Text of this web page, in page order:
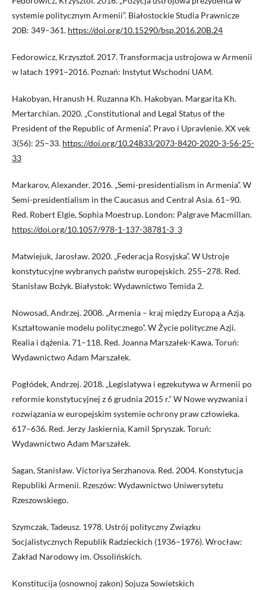
systemie politycznym Armenii”. Białostockie Studia Prawnicze
20B: 349–361. https://doi.org/10.15290/bsp.2016.20B.24
Fedorowicz, Krzysztof. 2017. Transformacja ustrojowa w Armenii
w latach 1991–2016. Poznań: Instytut Wschodni UAM.
Hakobyan, Hranush H. Ruzanna Kh. Hakobyan. Margarita Kh.
Mertarchian. 2020. „Constitutional and Legal Status of the
President of the Republic of Armenia”. Pravo i Upravlenie. XX vek
3(56): 25–33. https://doi.org/10.24833/2073-8420-2020-3-56-25-
33
Markarov, Alexander. 2016. „Semi-presidentialism in Armenia”. W
Semi-presidentialism in the Caucasus and Central Asia. 61–90.
Red. Robert Elgie, Sophia Moestrup. London: Palgrave Macmillan.
https://doi.org/10.1057/978-1-137-38781-3_3
Matwiejuk, Jarosław. 2020. „Federacja Rosyjska”. W Ustroje
konstytucyjne wybranych państw europejskich. 255–278. Red.
Stanisław Bożyk. Białystok: Wydawnictwo Temida 2.
Nowosad, Andrzej. 2008. „Armenia – kraj między Europą a Azją.
Kształtowanie modelu politycznego”. W Życie polityczne Azji.
Realia i dążenia. 71–118. Red. Joanna Marszałek-Kawa. Toruń:
Wydawnictwo Adam Marszałek.
Pogłódek, Andrzej. 2018. „Legislatywa i egzekutywa w Armenii po
reformie konstytucyjnej z 6 grudnia 2015 r.” W Nowe wyzwania i
rozwiązania w europejskim systemie ochrony praw człowieka.
617–636. Red. Jerzy Jaskiernia, Kamil Spryszak. Toruń:
Wydawnictwo Adam Marszałek.
Sagan, Stanisław. Victoriya Serzhanova. Red. 2004. Konstytucja
Republiki Armenii. Rzeszów: Wydawnictwo Uniwersytetu
Rzeszowskiego.
Szymczak, Tadeusz. 1978. Ustrój polityczny Związku
Socjalistycznych Republik Radzieckich (1936–1976). Wrocław:
Zakład Narodowy im. Ossolińskich.
Konstitucija (osnownoj zakon) Sojuza Sowietskich